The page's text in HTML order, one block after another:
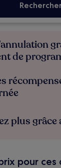
de
plus
pour ces